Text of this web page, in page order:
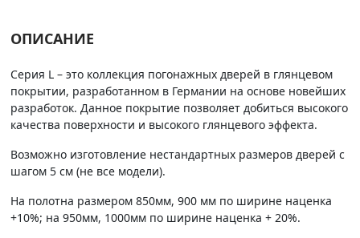
ОПИСАНИЕ
Серия L – это коллекция погонажных дверей в глянцевом
покрытии, разработанном в Германии на основе новейших
разработок. Данное покрытие позволяет добиться высокого
качества поверхности и высокого глянцевого эффекта.
Возможно изготовление нестандартных размеров дверей с
шагом 5 см (не все модели).
На полотна размером 850мм, 900 мм по ширине наценка
+10%; на 950мм, 1000мм по ширине наценка + 20%.